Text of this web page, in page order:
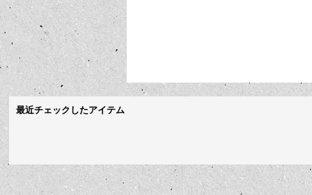
最近チェックしたアイテム